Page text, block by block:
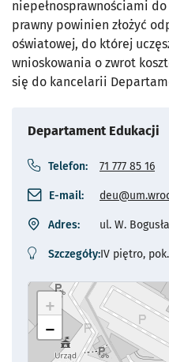
niepełnosprawnościami
prawny powinien złożyć
oświatowej, do której
wnioskowania o zwrot
się do kancelarii
Departament Edukacji
Telefon: 71 777 85 16
E-mail:
Adres: ul. W.
Szczegóły:IV piętro,
+
−